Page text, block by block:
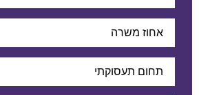
אחוז משרה
תחום תעסוקתי